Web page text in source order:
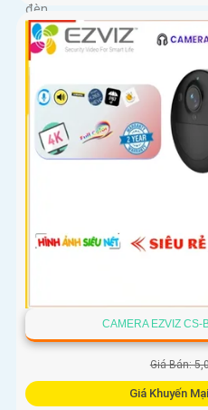
đèn
CAMERA EZVIZ
Giá Bán:
Giá Khuyến